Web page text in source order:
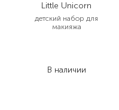
Little Unicorn
детский набор для
макияжа
В наличии